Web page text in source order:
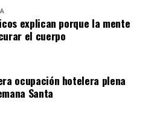
explican porque la mente
el cuerpo
ocupación hotelera plena
Santa